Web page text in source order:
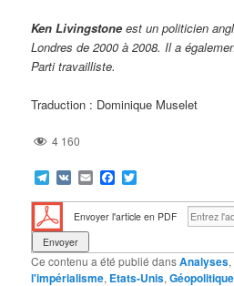
Ken Livingstoneest un politicien
Londres de 2000 à 2008. Il a
Parti travailliste.
Traduction : Dominique Muselet
4 160
Telegram
VK EmailFacebook
Envoyer l'article en PDF
Ce contenu a été publié dansAnalyses,
l'impérialisme, Etats-Unis,Géopolitique